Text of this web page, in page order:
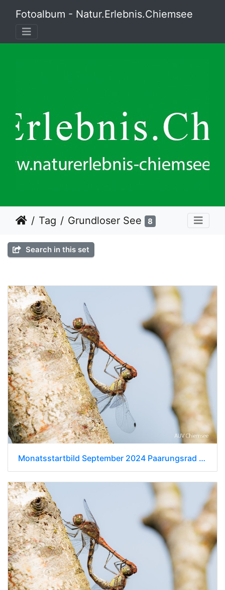
Fotoalbum - Natur.Erlebnis.Chiemsee
Tag Grundloser See 8
Search in this set
Monatsstartbild September 2024 Paarungsrad der blutroten Heidelibelle